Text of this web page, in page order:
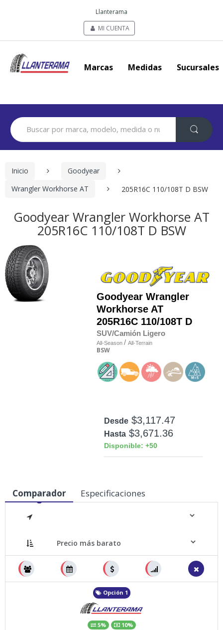
Llanterama
MI CUENTA
Marcas Medidas Sucursales
Search
for:
Inicio
Goodyear
Wrangler Workhorse AT
205R16C 110/108T D BSW
Goodyear Wrangler Workhorse AT
205R16C 110/108T D BSW
Goodyear Wrangler
Workhorse AT
205R16C 110/108T D
SUV/Camión Ligero
All-Season / All-Terrain
BSW
Desde $3,117.47
Hasta $3,671.36
Disponible: +50
Medidas
Comparador Especificaciones
Opción 1
5% 10%